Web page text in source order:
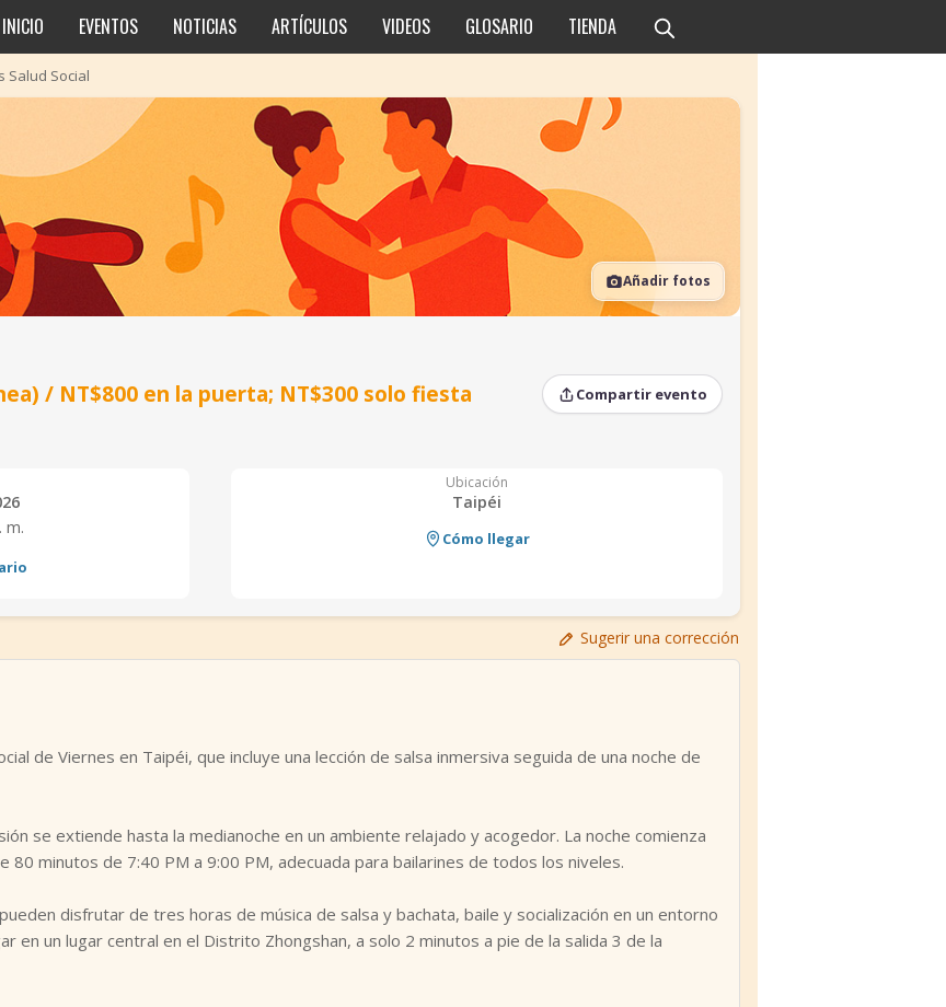
INICIO EVENTOS NOTICIAS ARTÍCULOS VIDEOS GLOSARIO TIENDA
Salud Social
Añadir fotos
/ NT$800 en la puerta; NT$300 solo fiesta Compartir evento
m.
Ubicación
Taipéi
Cómo llegar
Sugerir una corrección
de Viernes en Taipéi, que incluye una lección de salsa inmersiva seguida de una noche de
se extiende hasta la medianoche en un ambiente relajado y acogedor. La noche comienza
80 minutos de 7:40 PM a 9:00 PM, adecuada para bailarines de todos los niveles.
disfrutar de tres horas de música de salsa y bachata, baile y socialización en un entorno
en un lugar central en el Distrito Zhongshan, a solo 2 minutos a pie de la salida 3 de la